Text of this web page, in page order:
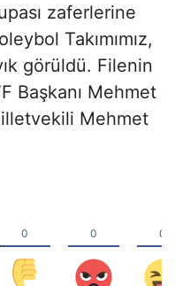
zaferlerine
Takımımız,
görüldü. Filenin
Başkanı Mehmet
Mehmet